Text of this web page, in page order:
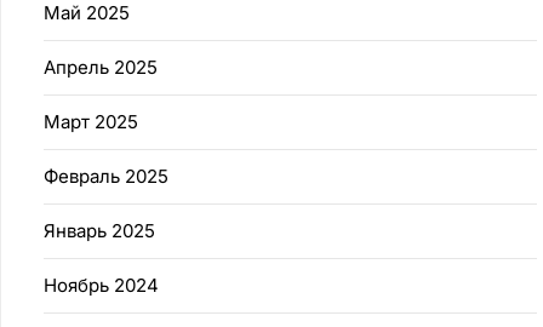
Май 2025
Апрель 2025
Март 2025
Февраль 2025
Январь 2025
Ноябрь 2024